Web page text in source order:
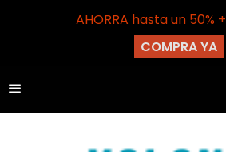
AHORRA hasta un 50% +
COMPRA YA